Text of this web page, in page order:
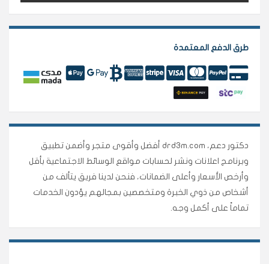
طرق الدفع المعتمدة
دكتور دعم، drd3m.com أفضل وأقوى متجر وأضمن تطبيق
وبرنامج اعلانات ونشر لحسابات مواقع الوسائط الاجتماعية بأقل
وأرخص الأسعار وأعلى الضمانات، فنحن لدينا فريق يتألف من
أشخاص من ذوي الخبرة ومتخصصين بمجالهم يؤدون الخدمات
تماماً على أكمل وجه.